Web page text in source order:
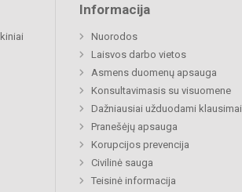
Informacija
Nuorodos
Laisvos darbo vietos
Asmens duomenų apsauga
Konsultavimasis su visuomene
Dažniausiai užduodami klausimai
Pranešėjų apsauga
Korupcijos prevencija
Civilinė sauga
Teisinė informacija